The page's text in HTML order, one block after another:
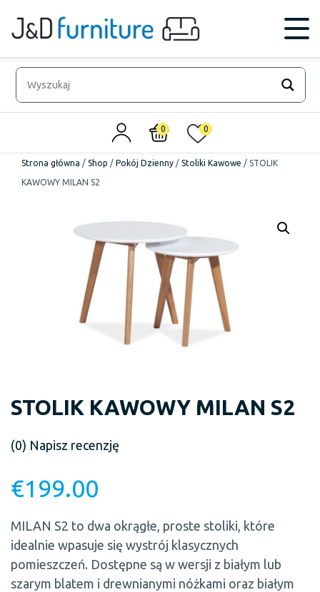
0 0
Strona główna / Shop / Pokój Dzienny / Stoliki Kawowe / STOLIK
KAWOWY MILAN S2
STOLIK KAWOWY MILAN S2
(0) Napisz recenzję
€199.00
MILAN S2 to dwa okrągłe, proste stoliki, które
idealnie wpasuje się wystrój klasycznych
pomieszczeń. Dostępne są w wersji z białym lub
szarym blatem i drewnianymi nóżkami oraz białym